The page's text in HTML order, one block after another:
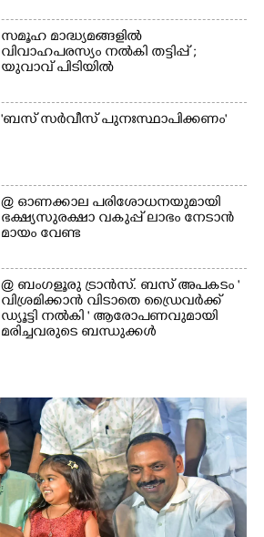
സമൂഹ മാദ്ധ്യമങ്ങളിൽ
വിവാഹപരസ്യം നൽകി തട്ടിപ്പ് ;
യുവാവ് പിടിയിൽ
'ബസ് സർവീസ് പുനഃസ്ഥാപിക്കണം'
@​​​​​​​ ഓണക്കാല പരിശോധനയുമായി
ഭക്ഷ്യസുരക്ഷാ വകുപ്പ് ലാഭം നേടാൻ
മായം വേണ്ട
@ ബംഗളൂരു ട്രാൻസ്. ബസ് അപകടം '
വി​ശ്ര​മിക്കാൻ വിടാതെ ഡ്രൈ​വ​ർ​ക്ക്
ഡ്യൂട്ടി നൽകി ' ആരോപണവുമായി
മരിച്ചവരുടെ ബന്ധുക്കൾ
Share this link
Copy Link